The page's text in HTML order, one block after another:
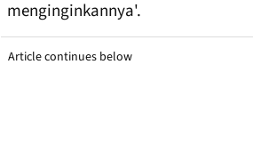
menginginkannya'.
Article continues below